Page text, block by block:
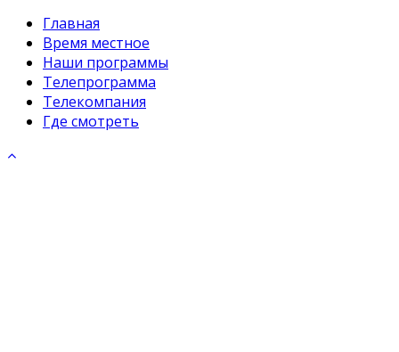
Главная
Время местное
Наши программы
Телепрограмма
Телекомпания
Где смотреть